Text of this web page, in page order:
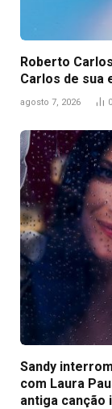
Roberto
Carlos de sua
agosto 7, 2026 0
Sandy
com Laura
antiga canção